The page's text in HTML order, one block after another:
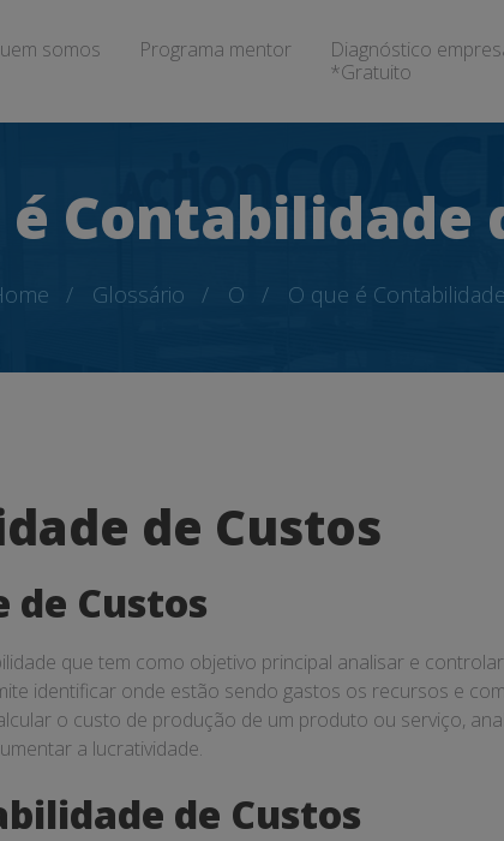
somos Programa mentor
Diagnóstico
*Gratuito
é Contabilidade
Glossário O O que é
de Custos
de Custos
que tem como objetivo principal analisar e
identificar onde estão sendo gastos os recursos e
o custo de produção de um produto ou serviço,
a lucratividade.
de Custos